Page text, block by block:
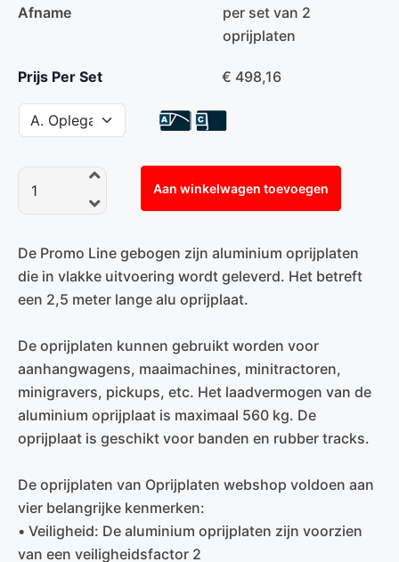
Afname
per set van 2
oprijplaten
Prijs Per Set € 498,16
Aan winkelwagen toevoegen
De Promo Line gebogen zijn aluminium oprijplaten
die in vlakke uitvoering wordt geleverd. Het betreft
een 2,5 meter lange alu oprijplaat.
De oprijplaten kunnen gebruikt worden voor
aanhangwagens, maaimachines, minitractoren,
minigravers, pickups, etc. Het laadvermogen van de
aluminium oprijplaat is maximaal 560 kg. De
oprijplaat is geschikt voor banden en rubber tracks.
De oprijplaten van Oprijplaten webshop voldoen aan
vier belangrijke kenmerken:
• Veiligheid: De aluminium oprijplaten zijn voorzien
van een veiligheidsfactor 2